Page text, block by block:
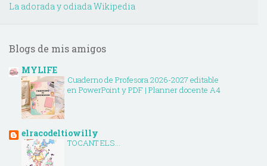
La adorada y odiada Wikipedia
Blogs de mis amigos
MYLIFE
Cuaderno de Profesora 2026-2027 editable
en PowerPoint y PDF | Planner docente A4
elracodeltiowilly
TOCANT ELS...